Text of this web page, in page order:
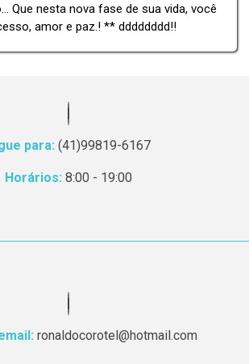
Que nesta nova fase de sua vida, você
amor e paz.! ** dddddddd!!
para: (41)99819-6167
Horários: 8:00 - 19:00
ronaldocorotel@hotmail.com